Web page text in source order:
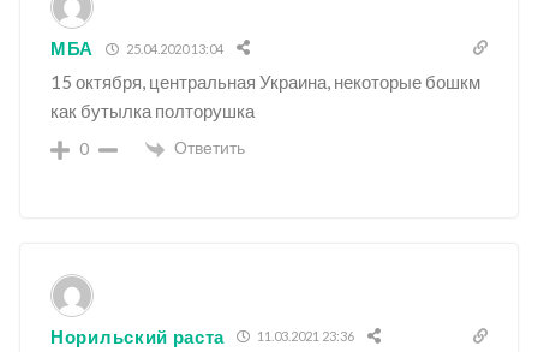
МБА 25.04.2020 13:04
15 октября, центральная Украина, некоторые бошкм
как бутылка полторушка
0 Ответить
Норильский раста 11.03.2021 23:36